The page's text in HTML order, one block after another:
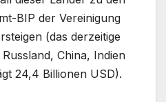
BIP der Vereinigung
(das derzeitige
China, Indien
24,4 Billionen USD).